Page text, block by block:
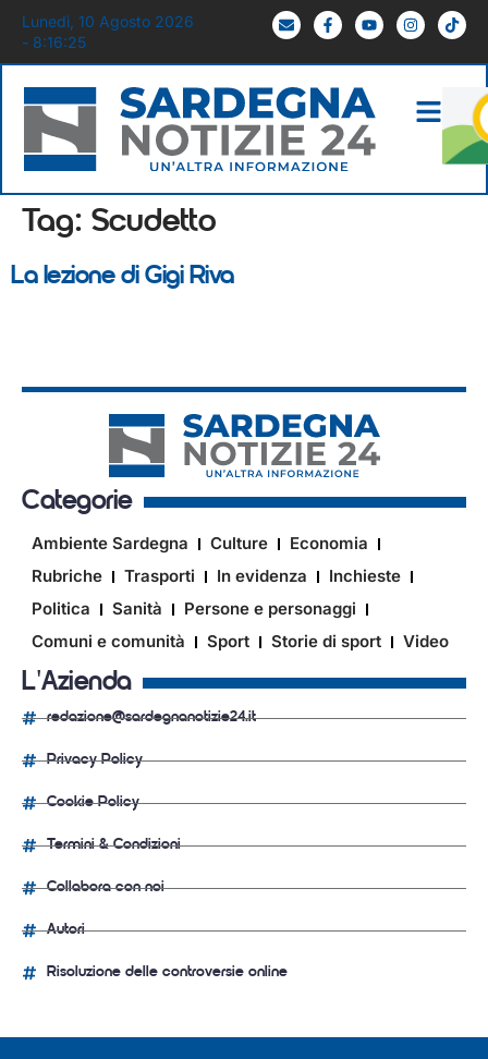
Lunedì, 10 Agosto 2026
- 8:16:25
Tag: Scudetto
La lezione di Gigi Riva
Categorie
Ambiente Sardegna Culture
Economia
Rubriche
Trasporti In evidenza
Inchieste
Politica
Sanità
Persone e personaggi
Comuni e comunità
Sport Storie di sport Video
L'Azienda
redazione@sardegnanotizie24.it
Privacy Policy
Cookie Policy
Termini & Condizioni
Collabora con noi
Autori
Risoluzione delle controversie online